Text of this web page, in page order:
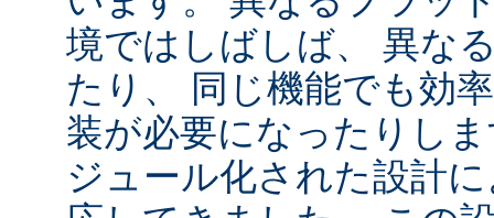
境ではしばしば、 異な
たり、 同じ機能でも効
装が必要になったりし
ジュール化された設計